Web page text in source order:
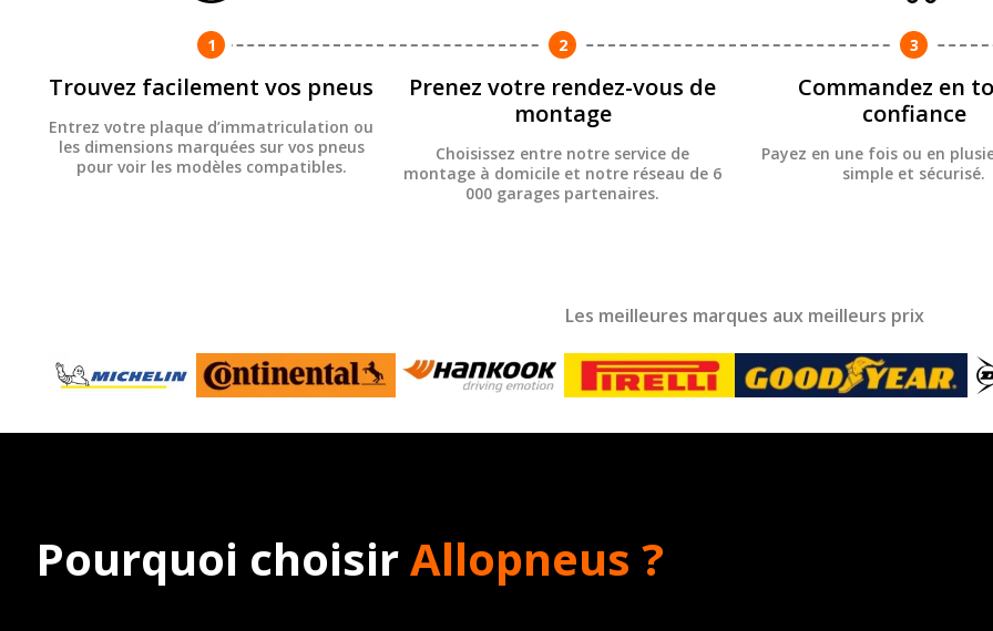
1
Trouvez facilement vos pneus
Entrez votre plaque d’immatriculation ou
les dimensions marquées sur vos pneus
pour voir les modèles compatibles.
2
Prenez votre rendez-vous de
montage
Choisissez entre notre service de
montage à domicile et notre réseau de 6
000 garages partenaires.
3
Commandez en
confiance
Payez en une fois ou en
simple et sécurisé.
Les meilleures marques aux meilleurs prix
Pourquoi choisirAllopneus ?